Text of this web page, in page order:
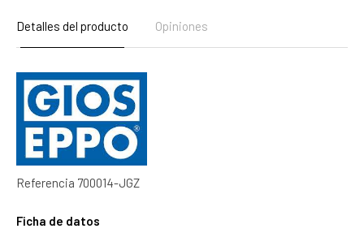
Detalles del producto Opiniones
Referencia 700014-JGZ
Ficha de datos